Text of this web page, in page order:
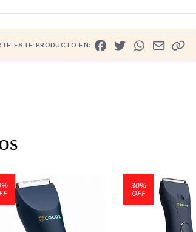
ESTE PRODUCTO EN:
30%
OFF